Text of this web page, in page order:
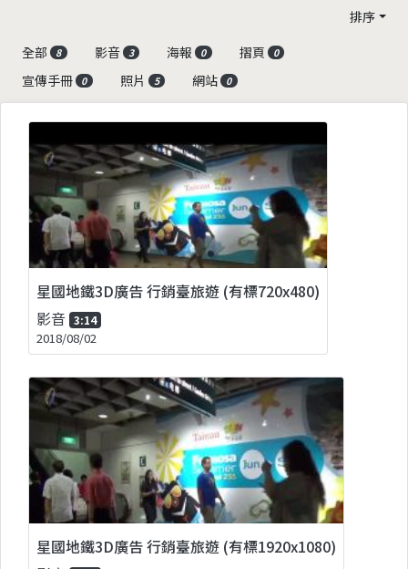
排序
全部
8 影音 3 海報 0 摺頁 0
宣傳手冊 0 照片 5 網站 0
星國地鐵3D廣告 行銷臺旅遊 (有標720x480)
影音 3:14
2018/08/02
星國地鐵3D廣告 行銷臺旅遊 (有標1920x1080)